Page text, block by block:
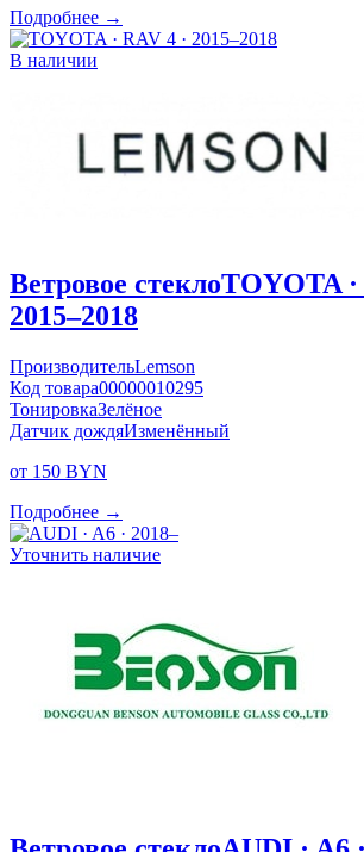
Подробнее →
В наличии
Ветровое стеклоTOYOTA ·
2015–2018
ПроизводительLemson
Код товара00000010295
ТонировкаЗелёное
Датчик дождяИзменённый
от 150 BYN
Подробнее →
Уточнить наличие